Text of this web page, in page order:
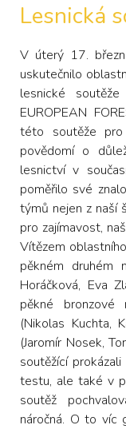
Lesnická
V úterý 17.
uskutečnilo
lesnické
EUROPEAN
této soutěže
povědomí o
lesnictví v
poměřilo své
týmů nejen z naší
pro zajímavost,
Vítězem
pěkném
Horáčková, Eva
pěkné
(Nikolas Kuchta,
(Jaromír Nosek,
soutěžící
testu, ale také v
soutěž
náročná. O to víc